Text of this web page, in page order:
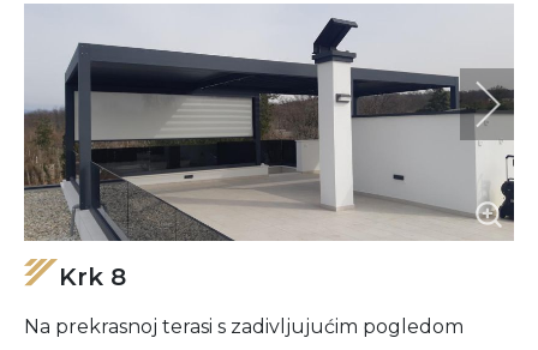
Krk 8
Na prekrasnoj terasi s zadivljujućim pogledom